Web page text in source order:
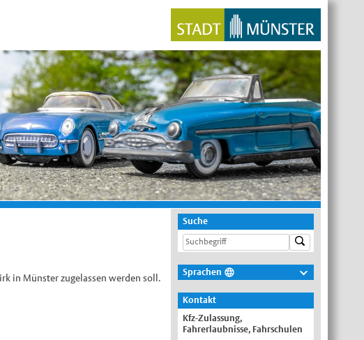
in Münster zugelassen werden soll.
Suche
Sprachen
Deutsch
Nederlands
English
Kontakt
Kfz-Zulassung,
Fahrerlaubnisse, Fahrschulen